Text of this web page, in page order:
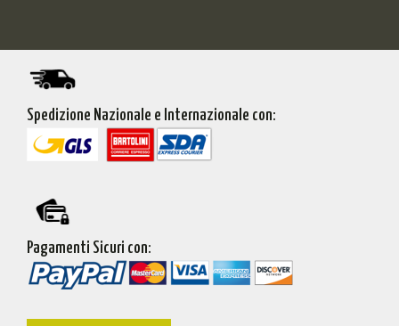
Spedizione Nazionale e Internazionale con:
Pagamenti Sicuri con: